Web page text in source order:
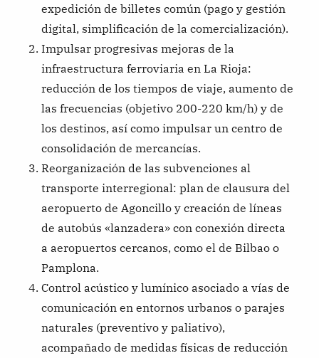
expedición de billetes común (pago y gestión
digital, simplificación de la comercialización).
Impulsar progresivas mejoras de la
infraestructura ferroviaria en La Rioja:
reducción de los tiempos de viaje, aumento de
las frecuencias (objetivo 200-220 km/h) y de
los destinos, así como impulsar un centro de
consolidación de mercancías.
Reorganización de las subvenciones al
transporte interregional: plan de clausura del
aeropuerto de Agoncillo y creación de líneas
de autobús «lanzadera» con conexión directa
a aeropuertos cercanos, como el de Bilbao o
Pamplona.
Control acústico y lumínico asociado a vías de
comunicación en entornos urbanos o parajes
naturales (preventivo y paliativo),
acompañado de medidas físicas de reducción